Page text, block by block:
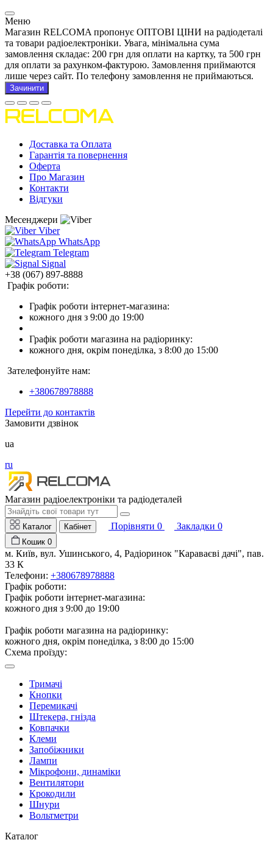
Меню
Магазин RELCOMA пропонує ОПТОВІ ЦІНИ на радіодеталі
та товари радіоелектроніки. Увага, мінімальна сума
замовлення складає: 200 грн для оплати на картку, та 500 грн
для оплати за рахунком-фактурою. Замовлення приймаются
лише через сайт. По телефону замовлення не приймаються.
Зачинити
Доставка та Оплата
Гарантія та повернення
Оферта
Про Магазин
Контакти
Відгуки
Месенджери
Viber
WhatsApp
Telegram
Signal
+38 (067) 897-8888
Графік роботи:
Графік роботи інтернет-магазина:
кожного дня з 9:00 до 19:00
Графік роботи магазина на радіоринку:
кожного дня, окрім понеділка, з 8:00 до 15:00
Зателефонуйте нам:
+380678978888
Перейти до контактів
Замовити дзвінок
ua
ru
Магазин радіоелектроніки та радіодеталей
Каталог Кабінет Порівняти 0 Закладки 0
Кошик 0
м. Київ, вул. Ушинського, 4, Радіоринок "Караваєві дачі", пав.
33 К
Телефони: +380678978888
Графік роботи:
Графік роботи інтернет-магазина:
кожного дня з 9:00 до 19:00
Графік роботи магазина на радіоринку:
кожного дня, окрім понеділка, з 8:00 до 15:00
Схема проїзду:
Тримачі
Кнопки
Перемикачі
Штекера, гнізда
Ковпачки
Клеми
Запобіжники
Лампи
Мікрофони, динаміки
Вентилятори
Крокодили
Шнури
Вольтметри
Каталог